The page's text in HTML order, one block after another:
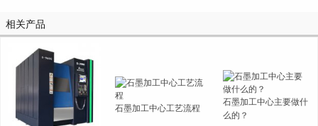
相关产品
石墨加工中心工艺流程
石墨加工中心主要做什
么的？